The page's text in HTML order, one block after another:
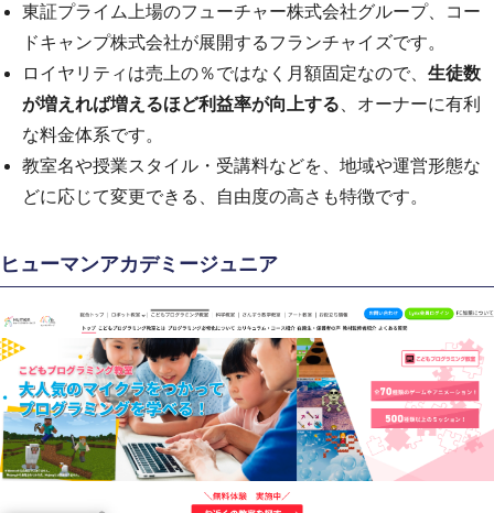
東証プライム上場のフューチャー株式会社グループ、コー
ドキャンプ株式会社が展開するフランチャイズです。
ロイヤリティは売上の％ではなく月額固定なので、 生徒数
が増えれば増えるほど利益率が向上する 、オーナーに有利
な料金体系です。
教室名や授業スタイル・受講料などを、地域や運営形態な
どに応じて変更できる、自由度の高さも特徴です。
ヒューマンアカデミージュニア